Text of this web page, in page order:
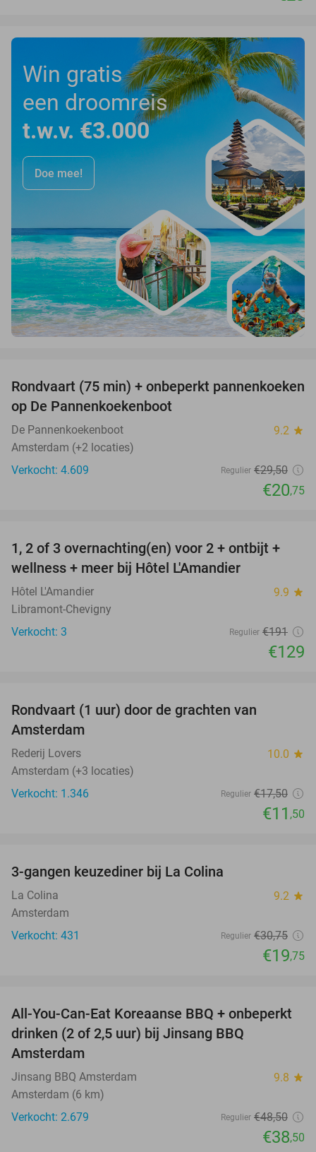
Win gratis
een droomreis
t.w.v. €3.000
Doe mee!
30%
Rondvaart (75 min) + onbeperkt pannenkoeken
op De Pannenkoekenboot
De Pannenkoekenboot 9.2 star
Amsterdam (+2 locaties)
Verkocht: 4.609
Regulier €29,50
€20,75
32%
TODAY
1, 2 of 3 overnachting(en) voor 2 + ontbijt +
wellness + meer bij Hôtel L'Amandier
Hôtel L'Amandier 9.9 star
Libramont-Chevigny
Verkocht: 3
Regulier €191
€129
Rondvaart (1 uur) door de grachten van
Amsterdam
Rederij Lovers 10.0 star
Amsterdam (+3 locaties)
Verkocht: 1.346
Regulier €17,50
€11 ,50
3-gangen keuzediner bij La Colina
La Colina 9.2 star
Amsterdam
Verkocht: 431
Regulier €30,75
€19,75
21%
All-You-Can-Eat Koreaanse BBQ + onbeperkt
drinken (2 of 2,5 uur) bij Jinsang BBQ
Amsterdam
Jinsang BBQ Amsterdam 9.8 star
Amsterdam (6 km)
Verkocht: 2.679
Regulier €48,50
€38,50